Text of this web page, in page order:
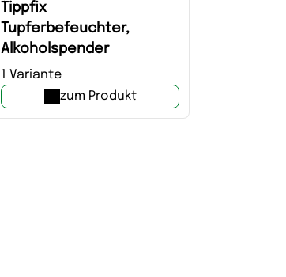
Tippfix
Tupferbefeuchter,
Alkoholspender
1 Variante
zum Produkt